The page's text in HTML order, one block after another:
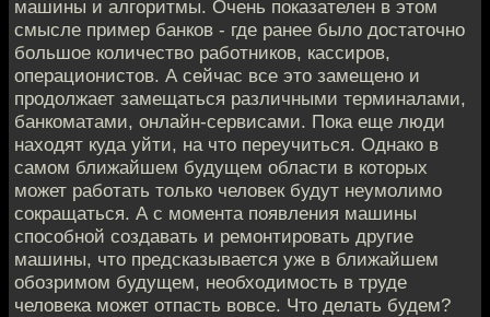
машины и алгоритмы. Очень показателен в этом
смысле пример банков - где ранее было достаточно
большое количество работников, кассиров,
операционистов. А сейчас все это замещено и
продолжает замещаться различными терминалами,
банкоматами, онлайн-сервисами. Пока еще люди
находят куда уйти, на что переучиться. Однако в
самом ближайшем будущем области в которых
может работать только человек будут неумолимо
сокращаться. А с момента появления машины
способной создавать и ремонтировать другие
машины, что предсказывается уже в ближайшем
обозримом будущем, необходимость в труде
человека может отпасть вовсе. Что делать будем?